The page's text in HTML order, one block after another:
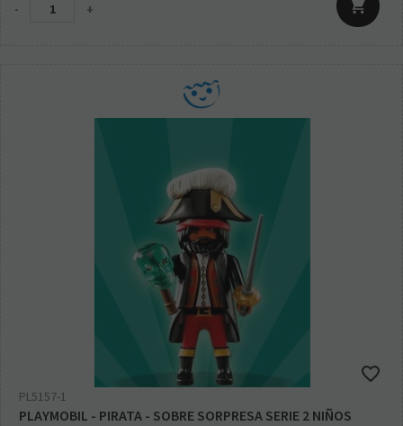
- +
PL5157-1
PLAYMOBIL - PIRATA - SOBRE SORPRESA SERIE 2 NIÑOS